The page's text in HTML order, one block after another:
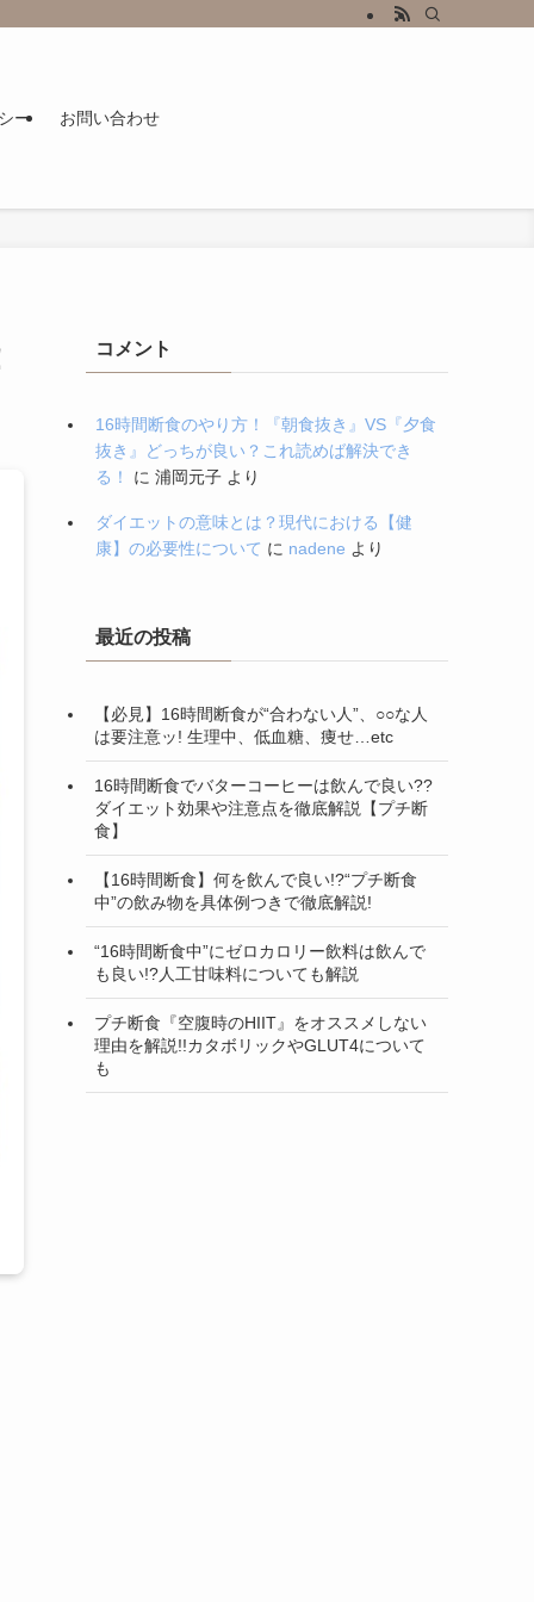
ー お問い合わせ
コメント
16時間断食のやり方！『朝食抜き』VS『夕食
抜き』どっちが良い？これ読めば解決でき
る！
に 浦岡元子 より
ダイエットの意味とは？現代における【健
康】の必要性について に nadene より
最近の投稿
【必見】16時間断食が“合わない人”、○○な人
は要注意ッ! 生理中、低血糖、痩せ…etc
16時間断食でバターコーヒーは飲んで良い??
ダイエット効果や注意点を徹底解説【プチ断
食】
【16時間断食】何を飲んで良い!?“プチ断食
中”の飲み物を具体例つきで徹底解説!
“16時間断食中”にゼロカロリー飲料は飲んで
も良い!?人工甘味料についても解説
プチ断食『空腹時のHIIT』をオススメしない
理由を解説!!カタボリックやGLUT4について
も